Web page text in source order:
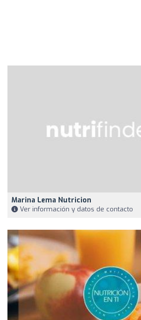
Marina Lema Nutricion
Ver información y datos de contacto